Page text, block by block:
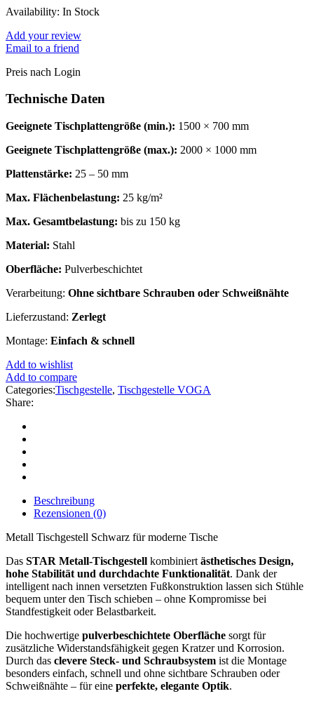
Availability: In Stock
Add your review
Email to a friend
Preis nach Login
Technische Daten
Geeignete Tischplattengröße (min.): 1500 × 700 mm
Geeignete Tischplattengröße (max.): 2000 × 1000 mm
Plattenstärke: 25 – 50 mm
Max. Flächenbelastung: 25 kg/m²
Max. Gesamtbelastung: bis zu 150 kg
Material: Stahl
Oberfläche: Pulverbeschichtet
Verarbeitung: Ohne sichtbare Schrauben oder Schweißnähte
Lieferzustand: Zerlegt
Montage: Einfach & schnell
Add to wishlist
Add to compare
Categories:Tischgestelle, Tischgestelle VOGA
Share:
Beschreibung
Rezensionen (0)
Metall Tischgestell Schwarz für moderne Tische
Das STAR Metall-Tischgestell kombiniert ästhetisches Design,
hohe Stabilität und durchdachte Funktionalität. Dank der
intelligent nach innen versetzten Fußkonstruktion lassen sich Stühle
bequem unter den Tisch schieben – ohne Kompromisse bei
Standfestigkeit oder Belastbarkeit.
Die hochwertige pulverbeschichtete Oberfläche sorgt für
zusätzliche Widerstandsfähigkeit gegen Kratzer und Korrosion.
Durch das clevere Steck- und Schraubsystem ist die Montage
besonders einfach, schnell und ohne sichtbare Schrauben oder
Schweißnähte – für eine perfekte, elegante Optik.